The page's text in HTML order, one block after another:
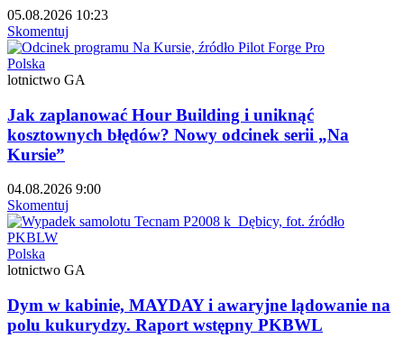
05.08.2026 10:23
Skomentuj
Polska
lotnictwo GA
Jak zaplanować Hour Building i uniknąć
kosztownych błędów? Nowy odcinek serii „Na
Kursie”
04.08.2026 9:00
Skomentuj
Polska
lotnictwo GA
Dym w kabinie, MAYDAY i awaryjne lądowanie na
polu kukurydzy. Raport wstępny PKBWL